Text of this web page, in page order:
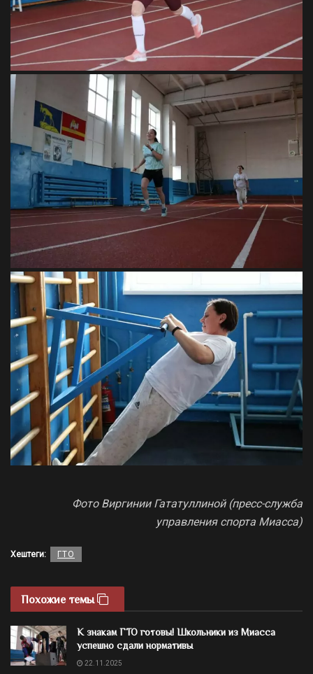
Фото Виргинии Гататуллиной (пресс-служба
управления спорта Миасса)
Хештеги: ГТО
Похожие темы
К знакам ГТО готовы! Школьники из Миасса
успешно сдали нормативы
22.11.2025